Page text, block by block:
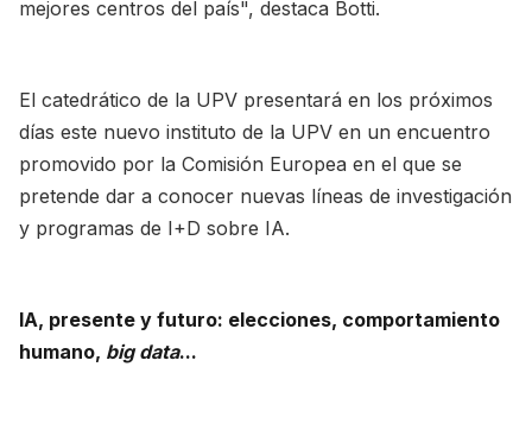
mejores centros del país", destaca Botti.
El catedrático de la UPV presentará en los próximos
días este nuevo instituto de la UPV en un encuentro
promovido por la Comisión Europea en el que se
pretende dar a conocer nuevas líneas de investigación
y programas de I+D sobre IA.
IA, presente y futuro: elecciones, comportamiento
humano, big data...